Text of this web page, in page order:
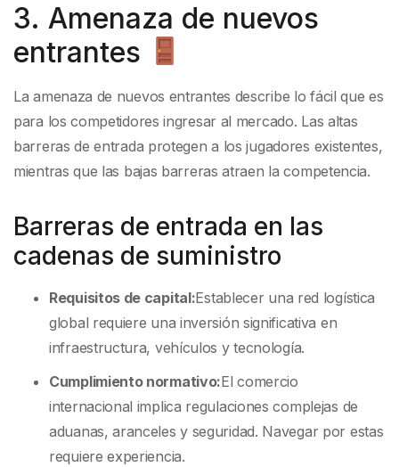
3. Amenaza de nuevos
entrantes
La amenaza de nuevos entrantes describe lo fácil que es
para los competidores ingresar al mercado. Las altas
barreras de entrada protegen a los jugadores existentes,
mientras que las bajas barreras atraen la competencia.
Barreras de entrada en las
cadenas de suministro
Requisitos de capital:Establecer una red logística
global requiere una inversión significativa en
infraestructura, vehículos y tecnología.
Cumplimiento normativo:El comercio
internacional implica regulaciones complejas de
aduanas, aranceles y seguridad. Navegar por estas
requiere experiencia.